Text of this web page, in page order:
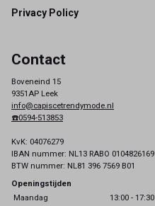
Privacy Policy
Contact
Boveneind 15
9351AP Leek
info@capiscetrendymode.nl
☎️0594-513853
KvK: 04076279
IBAN nummer: NL13 RABO 0104826169
BTW nummer: NL81 396 7569 B01
Openingstijden
Maandag
13:00 - 17:30